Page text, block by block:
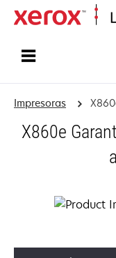
Impresoras
X860e